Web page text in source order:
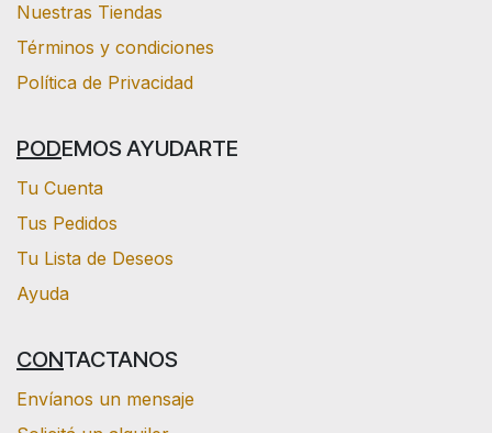
Nuestras Tiendas
Términos y condiciones
Política de Privacidad
PODEMOS AYUDARTE
Tu Cuenta
Tus Pedidos
Tu Lista de Deseos
Ayuda
CONTACTANOS
Envíanos un mensaje